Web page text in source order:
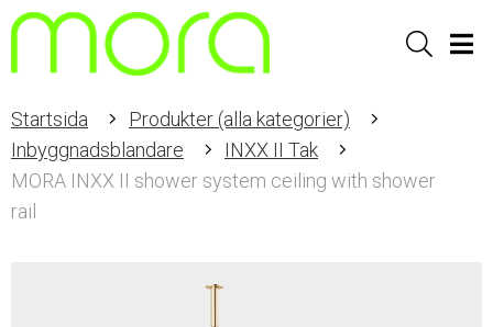
Sök
Startsida
Produkter (alla kategorier)
Inbyggnadsblandare
INXX II Tak
MORA INXX II shower system ceiling with shower
rail